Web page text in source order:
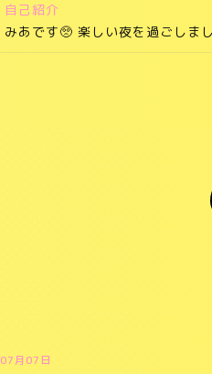
自己紹介
みあです🥺 楽しい夜を過ごしま
07月07日